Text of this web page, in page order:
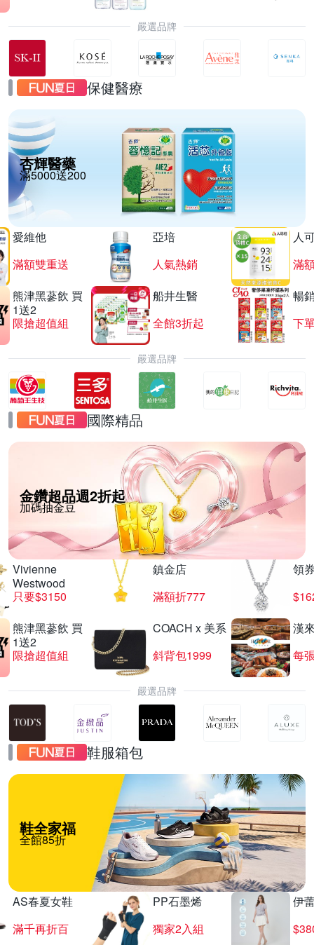
嚴選品牌
保健醫療
杏輝醫藥
滿5000送200
愛維他
滿額雙重送
亞培
人氣熱銷
人
滿
熊津黑蔘飲 買
1送2
限搶超值組
船井生醫
全館3折起
暢
下
嚴選品牌
國際精品
金鑽超品週2折起
加碼抽金豆
Vivienne
Westwood
只要$3150
鎮金店
滿額折777
領
熊津黑蔘飲 買
1送2
限搶超值組
COACH x 美系
斜背包1999
漢
每
嚴選品牌
鞋服箱包
鞋全家福
全館85折
AS春夏女鞋
滿千再折百
PP石墨烯
獨家2入組
伊